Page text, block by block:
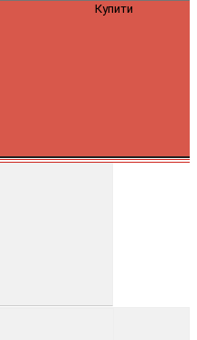
Купити